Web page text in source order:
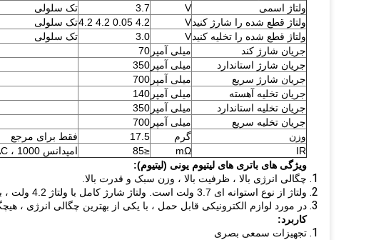
ولتاژ اسمی
V
3.7
تک سلولی
ولتاژ قطع شده را شارژ کنیدV
4.2 0.05 4.2 4.2
تک سلولی
ولتاژ قطع شده را تخلیه کنیدV
3.0
تک سلولی
جریان شارژ کند
میلی آمپر 70
جریان شارژ استاندارد
میلی آمپر 350
جریان شارژ سریع
میلی آمپر 700
جریان تخلیه آهسته
میلی آمپر 140
جریان تخلیه استاندارد
میلی آمپر 350
جریان تخلیه سریع
میلی آمپر 700
وزن
گرم 17.5
فقط برای مرجع
IR
mΩ
≤85
امپدانس AC ، 1000 هرتز
ویژگی های باتری های لیتیوم یونی (لیتیوم):
چگالی انرژی بالا ، ظرفیت بالا ، وزن سبک و قدرت بالا.
ولتاژ از نوع استوانه ای 3.7 ولت است.
ولتاژ شارژ کامل با ولتاژ 4.2 ولت ، باتری های لیتیوم یون یکی از محبوب ترین انواع باتری قابل شارژ هستند
در مورد لوازم الکترونیکی قابل حمل ، با یکی از بهترین چگالی انرژی ،
کاربرد:
تجهیزات سمعی بصری